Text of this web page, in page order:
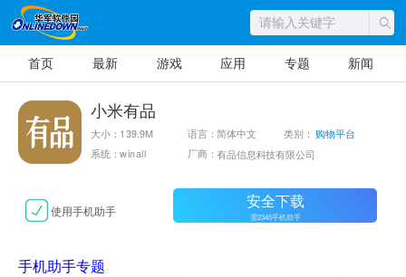
首页 最新 游戏 应用 专题 新闻
小米有品
大小：139.9M 语言：简体中文 类别： 购物平台
系统：winall
厂商：有品信息科技有限公司
使用手机助手 安全下载
需2345手机助手
手机助手专题